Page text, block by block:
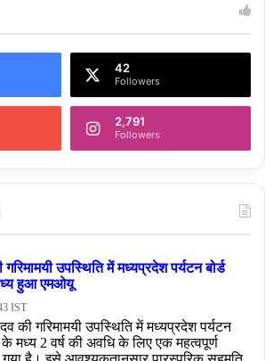
42
Followers
2,791
Followers